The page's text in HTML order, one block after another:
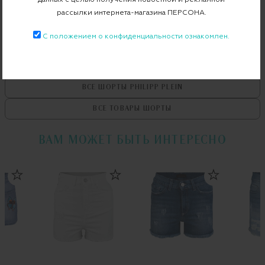
ВСЕ ШОРТЫ PHILIPP PLEIN
ВСЕ ТОВАРЫ ШОРТЫ
ВАМ МОЖЕТ БЫТЬ ИНТЕРЕСНО
рассылки интернета-магазина ПЕРСОНА.
С положением о конфиденциальности ознакомлен.